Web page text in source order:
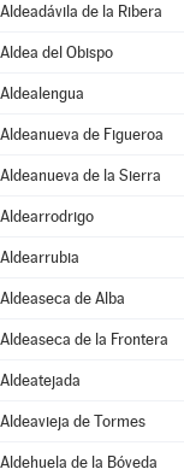
Aldeadávila de la Ribera
Aldea del Obispo
Aldealengua
Aldeanueva de Figueroa
Aldeanueva de la Sierra
Aldearrodrigo
Aldearrubia
Aldeaseca de Alba
Aldeaseca de la Frontera
Aldeatejada
Aldeavieja de Tormes
Aldehuela de la Bóveda